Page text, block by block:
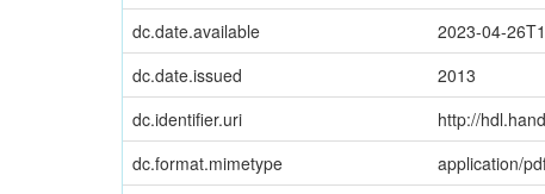
dc.date.available
2023-04-
dc.date.issued
2013
dc.identifier.uri
http://
dc.format.mimetype
application/